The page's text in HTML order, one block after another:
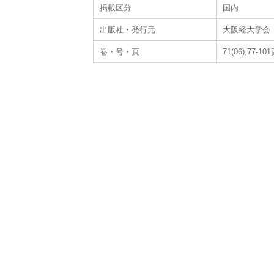
掲載区分 国内
出版社・発行元 大阪経大学会
巻・号・頁 71(06),77-101